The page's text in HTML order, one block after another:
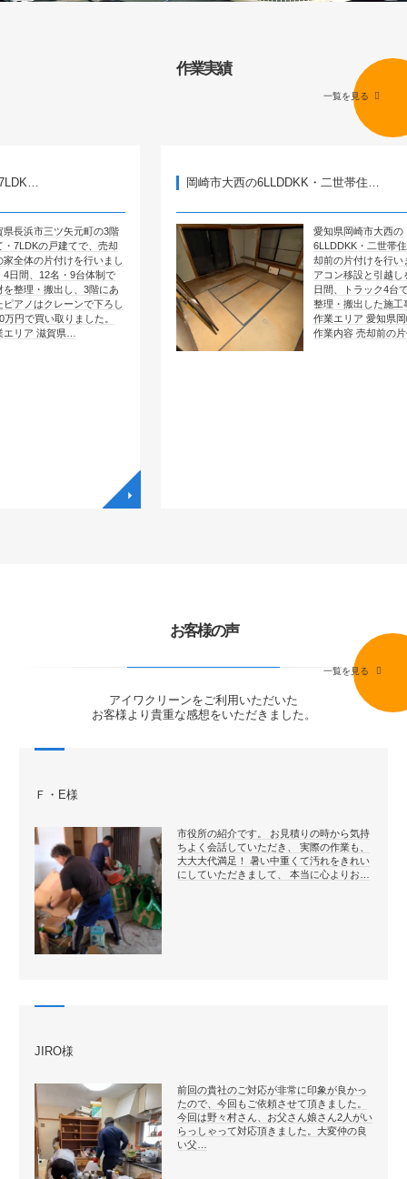
作業実績
一覧を見る
元町の3階
てで、売却
を行いまし
9台体制で
、3階にあ
ンで下ろし
りました。
…
岡崎市大西の6LLDDKK・二世帯住…
愛知県岡崎市大西の
6LLDDKK・二世帯住宅で、売
却前の片付けを行いました。エ
アコン移設と引越しを含めて4
日間、トラック4台で全部屋を
整理・搬出した施工事例です。
作業エリア 愛知県岡崎市大西
作業内容 売却前の片付け …
お客様の声
アイワクリーンをご利用いただいた
お客様より貴重な感想をいただきました。
一覧を見る
Ｆ・E様
市役所の紹介です。 お見積りの時から気持
ちよく会話していただき、 実際の作業も、
大大大代満足！ 暑い中重くて汚れをきれい
にしていただきまして、 本当に心よりお…
JIRO様
前回の貴社のご対応が非常に印象が良かっ
たので、今回もご依頼させて頂きました。
今回は野々村さん、お父さん娘さん2人がい
らっしゃって対応頂きました。大変仲の良
い父…